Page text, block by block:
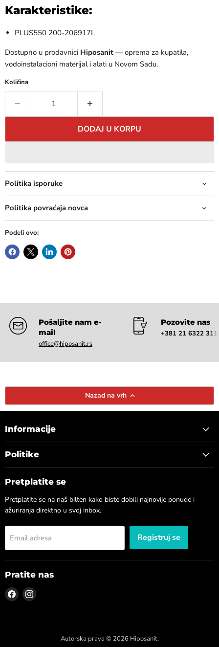
Karakteristike:
PLUS550 200-206917L
Dostupno u prodavnici Hiposanit — oprema za kupatila,
vodoinstalacioni materijal i alati u Novom Sadu.
Količina
DODAJ U KORPU
Politika isporuke
Politika povraćaja novca
Podeli ovo:
Pošaljite nam e-
mail
office@hiposanit.rs
Pozovite nas
+381 21 6322 311
Nazad na vrh
Informacije
Politike
Pretplatite se
Pretplatite se na naš bilten kako biste dobili najnovije ponude i
ažuriranja direktno u svoj inbox.
Email adresa Registruj se
Pratite nas
Pronađite
nas
na
Pronađite
na
Autorska prava © 2026 Hiposanit.